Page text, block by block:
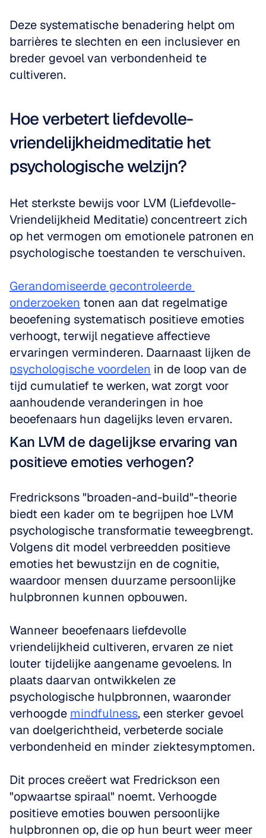
Deze systematische benadering helpt om
barrières te slechten en een inclusiever en
breder gevoel van verbondenheid te
cultiveren.
Hoe verbetert liefdevolle-
vriendelijkheidmeditatie het
psychologische welzijn?
Het sterkste bewijs voor LVM (Liefdevolle-
Vriendelijkheid Meditatie) concentreert zich
op het vermogen om emotionele patronen en
psychologische toestanden te verschuiven.
Gerandomiseerde gecontroleerde
onderzoeken tonen aan dat regelmatige
beoefening systematisch positieve emoties
verhoogt, terwijl negatieve affectieve
psychologische voordelen in de loop van de
tijd cumulatief te werken, wat zorgt voor
aanhoudende veranderingen in hoe
beoefenaars hun dagelijks leven ervaren.
Kan LVM de dagelijkse ervaring van
positieve emoties verhogen?
Fredricksons "broaden-and-build"-theorie
biedt een kader om te begrijpen hoe LVM
psychologische transformatie teweegbrengt.
Volgens dit model verbreedden positieve
emoties het bewustzijn en de cognitie,
waardoor mensen duurzame persoonlijke
hulpbronnen kunnen opbouwen.
Wanneer beoefenaars liefdevolle
vriendelijkheid cultiveren, ervaren ze niet
louter tijdelijke aangename gevoelens. In
plaats daarvan ontwikkelen ze
psychologische hulpbronnen, waaronder
verhoogde mindfulness, een sterker gevoel
van doelgerichtheid, verbeterde sociale
verbondenheid en minder ziektesymptomen.
Dit proces creëert wat Fredrickson een
"opwaartse spiraal" noemt. Verhoogde
positieve emoties bouwen persoonlijke
hulpbronnen op, die op hun beurt weer meer